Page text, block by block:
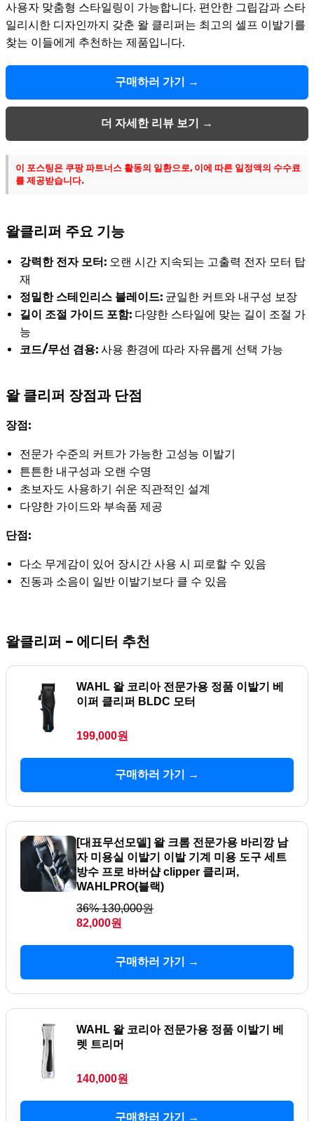
사용자 맞춤형 스타일링이 가능합니다. 편안한 그립감과 스타
일리시한 디자인까지 갖춘 왈 클리퍼는 최고의 셀프 이발기를
찾는 이들에게 추천하는 제품입니다.
구매하러 가기 →
더 자세한 리뷰 보기 →
이 포스팅은 쿠팡 파트너스 활동의 일환으로, 이에 따른 일정액의 수수료
를 제공받습니다.
왈클리퍼 주요 기능
강력한 전자 모터: 오랜 시간 지속되는 고출력 전자 모터 탑
재
정밀한 스테인리스 블레이드: 균일한 커트와 내구성 보장
길이 조절 가이드 포함: 다양한 스타일에 맞는 길이 조절 가
능
코드/무선 겸용: 사용 환경에 따라 자유롭게 선택 가능
왈 클리퍼 장점과 단점
장점:
전문가 수준의 커트가 가능한 고성능 이발기
튼튼한 내구성과 오랜 수명
초보자도 사용하기 쉬운 직관적인 설계
다양한 가이드와 부속품 제공
단점:
다소 무게감이 있어 장시간 사용 시 피로할 수 있음
진동과 소음이 일반 이발기보다 클 수 있음
왈클리퍼 – 에디터 추천
WAHL 왈 코리아 전문가용 정품 이발기 베
이퍼 클리퍼 BLDC 모터
199,000원
구매하러 가기 →
[대표무선모델] 왈 크롬 전문가용 바리깡 남
자 미용실 이발기 이발 기계 미용 도구 세트
방수 프로 바버샵 clipper 클리퍼,
WAHLPRO(블랙)
36% 130,000원
82,000원
구매하러 가기 →
WAHL 왈 코리아 전문가용 정품 이발기 베
렛 트리머
140,000원
구매하러 가기 →